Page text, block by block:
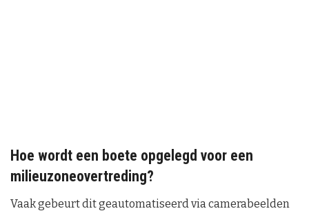
Hoe wordt een boete opgelegd voor een
milieuzoneovertreding?
Vaak gebeurt dit geautomatiseerd via camerabeelden